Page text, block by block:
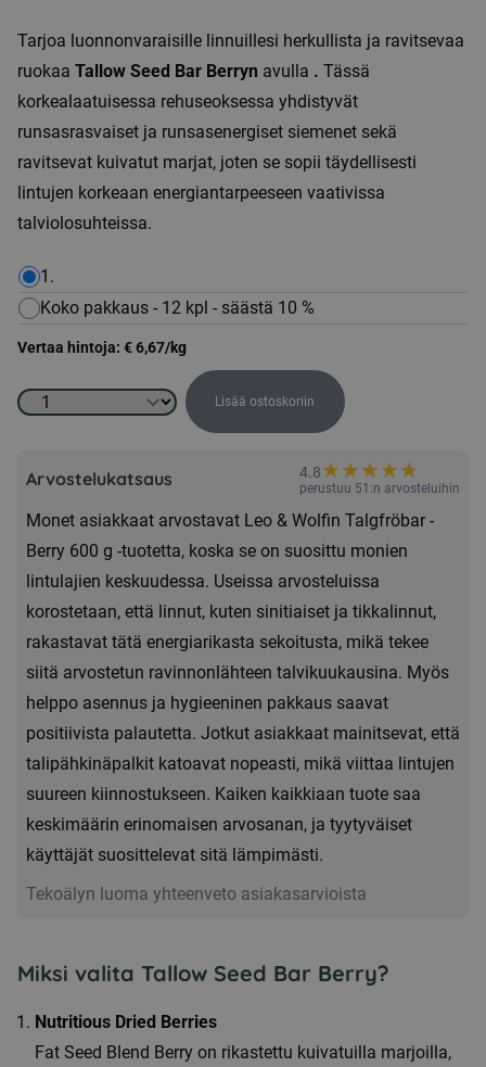
Tarjoa luonnonvaraisille linnuillesi herkullista ja ravitsevaa
ruokaa Tallow Seed Bar Berryn avulla . Tässä
korkealaatuisessa rehuseoksessa yhdistyvät
runsasrasvaiset ja runsasenergiset siemenet sekä
ravitsevat kuivatut marjat, joten se sopii täydellisesti
lintujen korkeaan energiantarpeeseen vaativissa
talviolosuhteissa.
1.
Koko pakkaus - 12 kpl - säästä 10 %
Vertaa hintoja: €6,67/kg
Leo
Wolf
Lisää ostoskoriin
Arvostelukatsaus 4.8★★★★★
★
perustuu 51:n arvosteluihin
Monet asiakkaat arvostavat Leo & Wolfin Talgfröbar -
Berry 600 g -tuotetta, koska se on suosittu monien
lintulajien keskuudessa. Useissa arvosteluissa
korostetaan, että linnut, kuten sinitiaiset ja tikkalinnut,
rakastavat tätä energiarikasta sekoitusta, mikä tekee
siitä arvostetun ravinnonlähteen talvikuukausina. Myös
helppo asennus ja hygieeninen pakkaus saavat
positiivista palautetta. Jotkut asiakkaat mainitsevat, että
talipähkinäpalkit katoavat nopeasti, mikä viittaa lintujen
suureen kiinnostukseen. Kaiken kaikkiaan tuote saa
keskimäärin erinomaisen arvosanan, ja tyytyväiset
käyttäjät suosittelevat sitä lämpimästi.
Tekoälyn luoma yhteenveto asiakasarvioista
Miksi valita Tallow Seed Bar Berry?
Nutritious Dried Berries
Fat Seed Blend Berry on rikastettu kuivatuilla marjoilla,